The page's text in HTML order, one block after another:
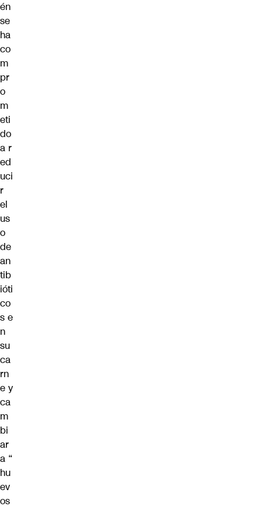
én
se
ha
co
m
pr
o
m
eti
do
a r
ed
uci
r
el
us
o
de
an
tib
ióti
co
s e
n
su
ca
rn
e y
ca
m
bi
ar
a “
hu
ev
os